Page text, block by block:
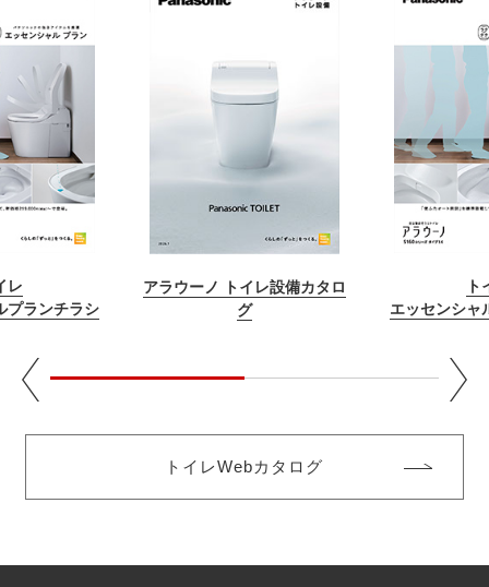
レ
プランチラシ
アラウーノ トイレ設備カタロ
グ
ト
エッセンシャ
トイレWebカタログ